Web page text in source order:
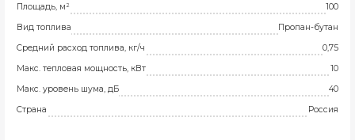
Площадь, м²
100
Вид топлива
Пропан-бутан
Средний расход топлива, кг/ч
0,75
Макс. тепловая мощность, кВт
10
Макс. уровень шума, дБ
40
Страна
Россия